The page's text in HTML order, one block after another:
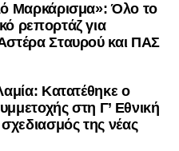
Μαρκάρισμα»: Όλο το
ρεπορτάζ για
Σταυρού και ΠΑΣ
Κατατέθηκε ο
στη Γ’ Εθνική
της νέας